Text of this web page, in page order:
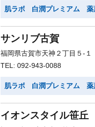
肌ラボ 白潤プレミアム 薬
サンリブ古賀
福岡県古賀市天神２丁目５-１
TEL: 092-943-0088
肌ラボ 白潤プレミアム 薬
イオンスタイル笹丘